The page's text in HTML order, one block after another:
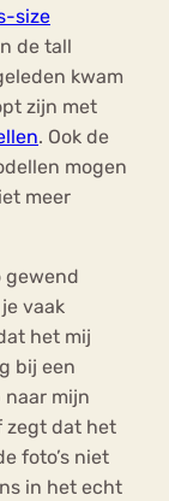
size
de tall
kwam
zijn met
. Ook de
mogen
meer
gewend
vaak
het mij
bij een
naar mijn
zegt dat het
foto’s niet
in het echt